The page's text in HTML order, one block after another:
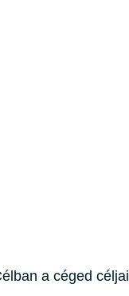
a céged céljai